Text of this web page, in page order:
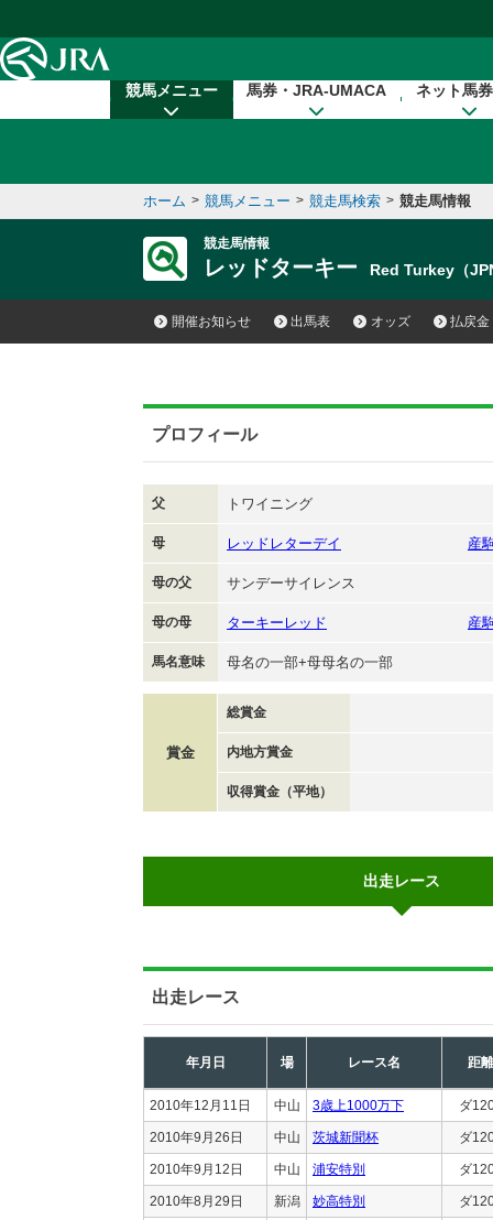
競馬メニュー 馬券・JRA-UMACA ネット馬
ホーム > 競馬メニュー > 競走馬検索 > 競走馬情報
競走馬情報
レッドターキー Red Turkey（
開催お知らせ 出馬表 オッズ 払戻金
プロフィール
父 トワイニング
母 レッドレターデイ 産
母の父 サンデーサイレンス
母の母 ターキーレッド 産
馬名意味 母名の一部+母母名の一部
賞金
総賞金
内地方賞金
収得賞金（平地）
出走レース
出走レース
年月日 場 レース名 距離
2010年12月11日 中山 3歳上1000万下 ダ
2010年9月26日 中山 茨城新聞杯 ダ
2010年9月12日 中山 浦安特別 ダ
2010年8月29日 新潟 妙高特別 ダ